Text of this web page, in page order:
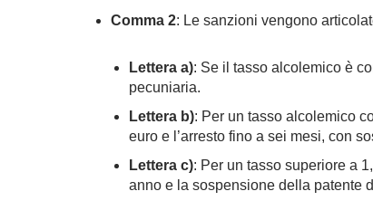
Comma 2: Le sanzioni vengono
Lettera a): Se il tasso alcolemico è
pecuniaria.
Lettera b): Per un tasso alcolemico
euro e l’arresto fino a sei mesi, con
Lettera c): Per un tasso superiore a
anno e la sospensione della patente